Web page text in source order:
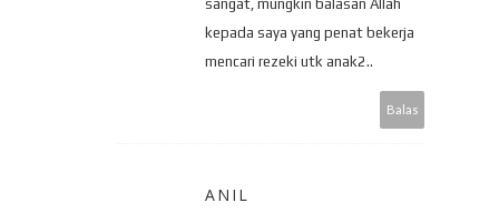
sangat, mungkin balasan Allah
kepada saya yang penat bekerja
mencari rezeki utk anak2..
Balas
ANIL